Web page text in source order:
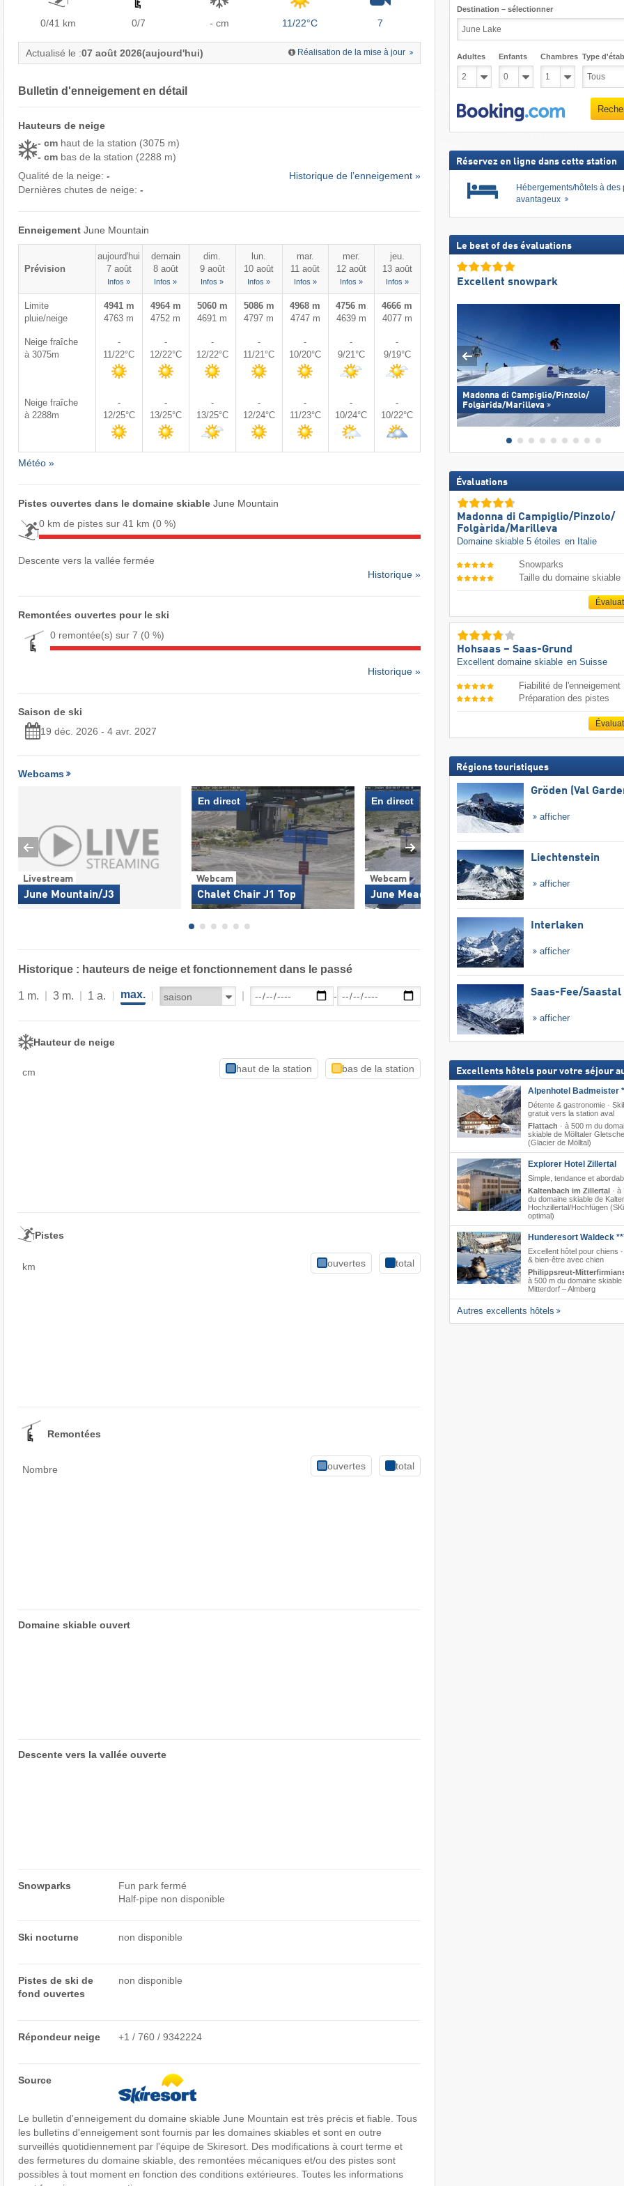
0/41 km 0/7 - cm 11/22°C 7
Actualisé le :07 août 2026(aujourd'hui) Réalisation de la mise à jour
Bulletin d'enneigement en détail
Hauteurs de neige
- cm haut de la station (3075 m)
- cm bas de la station (2288 m)
Qualité de la neige: -
Dernières chutes de neige: -
Historique de l’enneigement »
Enneigement June Mountain
Prévision
aujourd'hui
7 août
Infos »
demain
8 août
Infos »
dim.
9 août
Infos »
lun.
10 août
Infos »
mar.
11 août
Infos »
mer.
12 août
Infos »
jeu.
13 août
Infos »
Limite
pluie/neige
4941 m
4763 m
4964 m
4752 m
5060 m
4691 m
5086 m
4797 m
4968 m
4747 m
4756 m
4639 m
4666 m
4077 m
Neige fraîche
à 3075m
-
11/22°C
-
12/22°C
-
12/22°C
-
11/21°C
-
10/20°C
-
9/21°C
-
9/19°C
Neige fraîche
à 2288m
-
12/25°C
-
13/25°C
-
13/25°C
-
12/24°C
-
11/23°C
-
10/24°C
-
10/22°C
Météo »
Pistes ouvertes dans le domaine skiable June Mountain
0 km de pistes sur 41 km (0 %)
Descente vers la vallée fermée
Historique »
Remontées ouvertes pour le ski
0 remontée(s) sur 7 (0 %)
Historique »
Saison de ski
19 déc. 2026 - 4 avr. 2027
Webcams
Livestream
June Mountain/J3
Webcam
Chalet Chair J1 Top
En direct
Webcam
June Meadows Chalet
En direct
Webcam
Historique : hauteurs de neige et fonctionnement dans le passé
1 m. 3 m. 1 a. max. -
Hauteur de neige
cm haut de la station bas de la station
Pistes
km ouvertes total
Remontées
Nombre ouvertes total
Domaine skiable ouvert
Descente vers la vallée ouverte
Snowparks
Fun park fermé
Half-pipe non disponible
Ski nocturne non disponible
Pistes de ski de
fond ouvertes
non disponible
Répondeur neige +1 / 760 / 9342224
Source
Le bulletin d'enneigement du domaine skiable June Mountain est très précis et fiable. Tous
les bulletins d'enneigement sont fournis par les domaines skiables et sont en outre
surveillés quotidiennement par l'équipe de Skiresort. Des modifications à court terme et
des fermetures du domaine skiable, des remontées mécaniques et/ou des pistes sont
possibles à tout moment en fonction des conditions extérieures. Toutes les informations
Destination – sélectionner
Adultes Enfants Chambres Type
Réservez en ligne dans cette station
Hébergements/hôtels à des
avantageux
Le best of des évaluations
Excellent snowpark
Madonna di Campiglio/​Pinzolo/​
Folgàrida/​Marilleva
Évaluations
Madonna di Campiglio/​Pinzolo/​
Folgàrida/​Marilleva
Domaine skiable 5 étoiles en Italie
Snowparks
Taille du domaine skiable
Hohsaas – Saas-Grund
Excellent domaine skiable en Suisse
Fiabilité de l'enneigement
Préparation des pistes
Régions touristiques
Gröden (Val
afficher
Liechtenstein
afficher
Interlaken
afficher
Saas-Fee/​Saastal
afficher
Excellents hôtels pour votre séjour
Alpenhotel Badmeister
Détente & gastronomie ·
gratuit vers la station aval
Flattach · à 500 m du
skiable de Mölltaler
(Glacier de Mölltal)
Explorer Hotel Zillertal
Simple, tendance et
Kaltenbach im Zillertal· à
du domaine skiable de
Hochzillertal/​Hochfügen
optimal)
Hunderesort Waldeck
Excellent hôtel pour chiens
& bien-être avec chien
Philippsreut-
à 500 m du domaine skiable
Mitterdorf – Almberg
Autres excellents hôtels